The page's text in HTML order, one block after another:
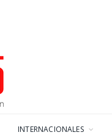
INTERNACIONALES